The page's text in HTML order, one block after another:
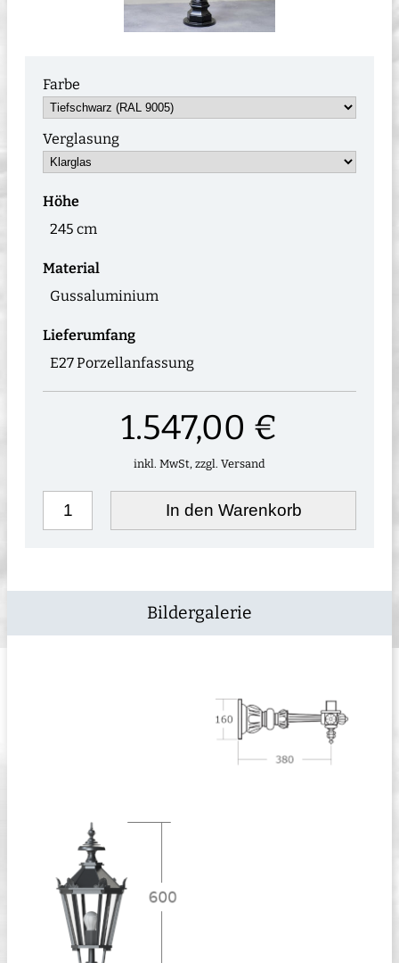
Farbe
Verglasung
Höhe
245 cm
Material
Gussaluminium
Lieferumfang
E27 Porzellanfassung
1.547,00 €
inkl. MwSt, zzgl. Versand
In den Warenkorb
Bildergalerie